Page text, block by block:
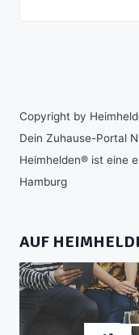
Copyright by
Dein Zuhause-Portal
Heimhelden® ist eine
Hamburg
AUF